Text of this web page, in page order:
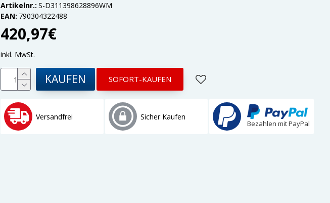
420,97€
Artikelnr.: S-D311398628896WM
EAN: 790304322488
inkl. MwSt.
KAUFEN SOFORT-KAUFEN
Versandfrei Sicher Kaufen
Bezahlen mit PayPal